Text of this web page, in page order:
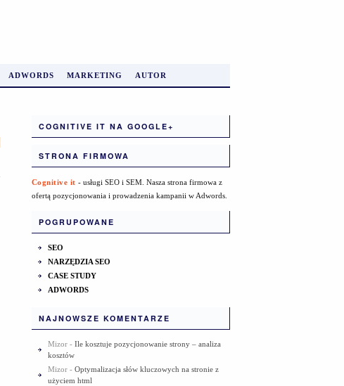
ADWORDS MARKETING AUTOR
COGNITIVE IT NA GOOGLE+
STRONA FIRMOWA
Cognitive it - usługi SEO i SEM. Nasza strona firmowa z
ofertą pozycjonowania i prowadzenia kampanii w Adwords.
POGRUPOWANE
SEO
NARZĘDZIA SEO
CASE STUDY
ADWORDS
NAJNOWSZE KOMENTARZE
Mizor- Ile kosztuje pozycjonowanie strony – analiza
kosztów
Mizor- Optymalizacja słów kluczowych na stronie z
użyciem html